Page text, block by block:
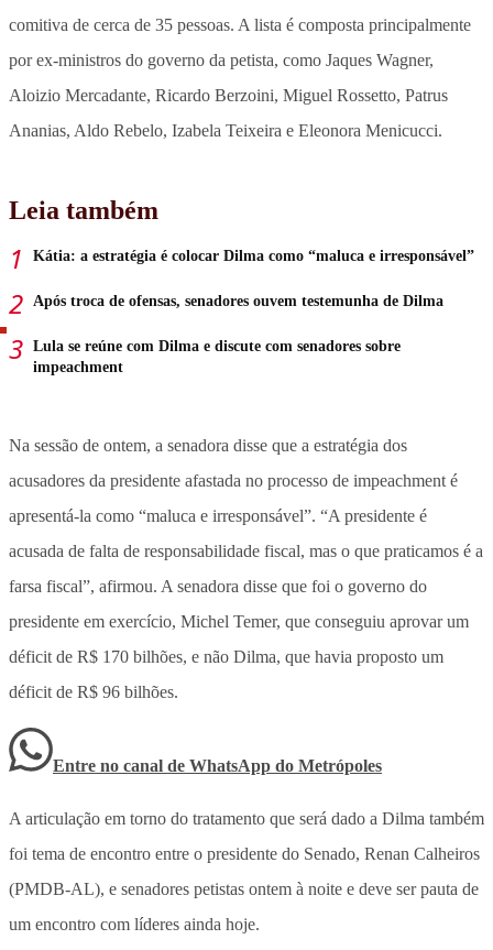
comitiva de cerca de 35 pessoas. A lista é composta principalmente
por ex-ministros do governo da petista, como Jaques Wagner,
Aloizio Mercadante, Ricardo Berzoini, Miguel Rossetto, Patrus
Ananias, Aldo Rebelo, Izabela Teixeira e Eleonora Menicucci.
Leia também
Kátia: a estratégia é colocar Dilma como “maluca e irresponsável”
Após troca de ofensas, senadores ouvem testemunha de Dilma
Lula se reúne com Dilma e discute com senadores sobre
impeachment
Na sessão de ontem, a senadora disse que a estratégia dos
acusadores da presidente afastada no processo de impeachment é
apresentá-la como “maluca e irresponsável”. “A presidente é
acusada de falta de responsabilidade fiscal, mas o que praticamos é a
farsa fiscal”, afirmou. A senadora disse que foi o governo do
presidente em exercício, Michel Temer, que conseguiu aprovar um
déficit de R$ 170 bilhões, e não Dilma, que havia proposto um
déficit de R$ 96 bilhões.
Entre no canal de WhatsApp do Metrópoles
A articulação em torno do tratamento que será dado a Dilma também
foi tema de encontro entre o presidente do Senado, Renan Calheiros
(PMDB-AL), e senadores petistas ontem à noite e deve ser pauta de
um encontro com líderes ainda hoje.